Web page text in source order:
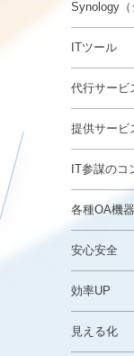
Synology（
ITツール
代行サービ
提供サービ
IT参謀の
各種OA機器
安心安全
効率UP
見える化